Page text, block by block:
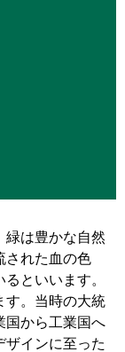
緑は豊かな自然
された血の色
といいます。
す。当時の大統
国から工業国へ
ザインに至った